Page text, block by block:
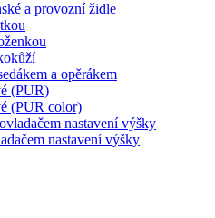
a provozní židle
a opěrákem
(PUR)
(PUR color)
nastavení výšky
nastavení výšky